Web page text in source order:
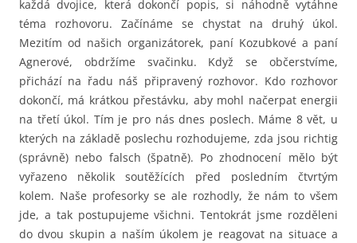
každá dvojice, která dokončí popis, si náhodně vytáhne
téma rozhovoru. Začínáme se chystat na druhý úkol.
Mezitím od našich organizátorek, paní Kozubkové a paní
Agnerové, obdržíme svačinku. Když se občerstvíme,
přichází na řadu náš připravený rozhovor. Kdo rozhovor
dokončí, má krátkou přestávku, aby mohl načerpat energii
na třetí úkol. Tím je pro nás dnes poslech. Máme 8 vět, u
kterých na základě poslechu rozhodujeme, zda jsou richtig
(správně) nebo falsch (špatně). Po zhodnocení mělo být
vyřazeno několik soutěžících před posledním čtvrtým
kolem. Naše profesorky se ale rozhodly, že nám to všem
jde, a tak postupujeme všichni. Tentokrát jsme rozděleni
do dvou skupin a naším úkolem je reagovat na situace a